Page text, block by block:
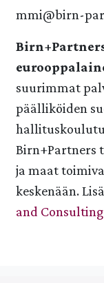
mmi@birn-
suurimmat
päälliköiden
Birn+Partners
ja maat
keskenään.
and Consulting